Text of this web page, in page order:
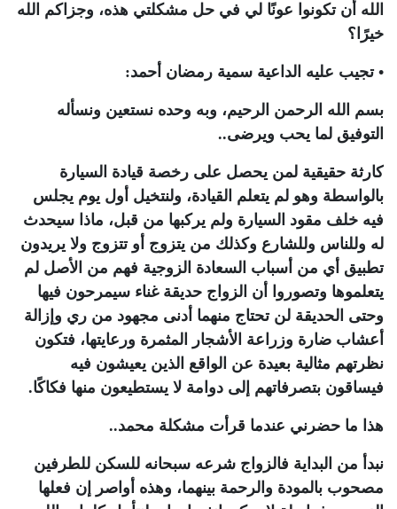
الله أن تكونوا عونًا لي في حل مشكلتي هذه، وجزاكم الله
خيرًا؟
• تجيب عليه الداعية سمية رمضان أحمد:
بسم الله الرحمن الرحيم، وبه وحده نستعين ونسأله
التوفيق لما يحب ويرضى..
كارثة حقيقية لمن يحصل على رخصة قيادة السيارة
بالواسطة وهو لم يتعلم القيادة، ولنتخيل أول يوم يجلس
فيه خلف مقود السيارة ولم يركبها من قبل، ماذا سيحدث
له وللناس وللشارع وكذلك من يتزوج أو تتزوج ولا يريدون
تطبيق أي من أسباب السعادة الزوجية فهم من الأصل لم
يتعلموها وتصوروا أن الزواج حديقة غناء سيمرحون فيها
وحتى الحديقة لن تحتاج منهما أدنى مجهود من ري وإزالة
أعشاب ضارة وزراعة الأشجار المثمرة ورعايتها، فتكون
نظرتهم مثالية بعيدة عن الواقع الذين يعيشون فيه
فيساقون بتصرفاتهم إلى دوامة لا يستطيعون منها فكاكًا.
هذا ما حضرني عندما قرأت مشكلة محمد..
نبدأ من البداية فالزواج شرعه سبحانه للسكن للطرفين
مصحوب بالمودة والرحمة بينهما، وهذه أواصر إن فعلها